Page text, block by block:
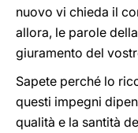
nuovo vi chieda il
allora, le parole
giuramento del
Sapete perché lo
questi impegni
qualità e la santità